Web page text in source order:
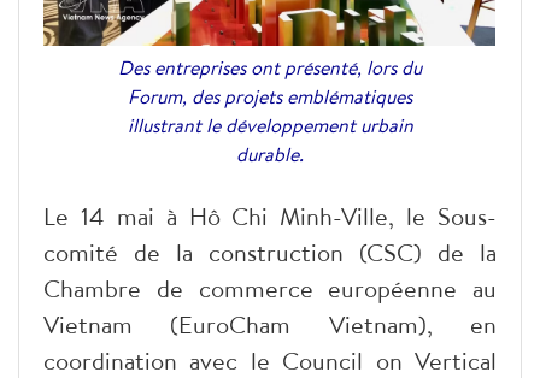
Des entreprises ont présenté, lors du
Forum, des projets emblématiques
illustrant le développement urbain
durable.
Le 14 mai à Hô Chi Minh-Ville, le Sous-
comité de la construction (CSC) de la
Chambre de commerce européenne au
Vietnam (EuroCham Vietnam), en
coordination avec le Council on Vertical